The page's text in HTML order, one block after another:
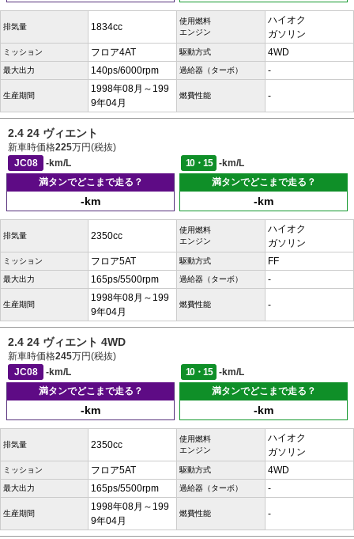
排気量 1834cc
使用燃料
エンジン
ハイオク
ガソリン
ミッション フロア4AT 駆動方式 4WD
最大出力 140ps/6000rpm 過給器（ターボ） -
生産期間
1998年08月～199
9年04月
燃費性能 -
2.4 24 ヴィエント
新車時価格225万円(税抜)
JC08
-km/L 10・15
-km/L
満タンでどこまで走る？
-km
満タンでどこまで走る？
-km
排気量 2350cc
使用燃料
エンジン
ハイオク
ガソリン
ミッション フロア5AT 駆動方式 FF
最大出力 165ps/5500rpm 過給器（ターボ） -
生産期間
1998年08月～199
9年04月
燃費性能 -
2.4 24 ヴィエント 4WD
新車時価格245万円(税抜)
JC08
-km/L 10・15
-km/L
満タンでどこまで走る？
-km
満タンでどこまで走る？
-km
排気量 2350cc
使用燃料
エンジン
ハイオク
ガソリン
ミッション フロア5AT 駆動方式 4WD
最大出力 165ps/5500rpm 過給器（ターボ） -
生産期間
1998年08月～199
9年04月
燃費性能 -